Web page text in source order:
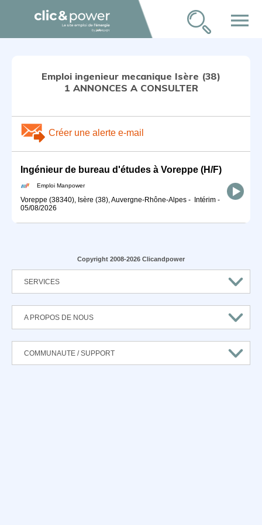
menu
Emploi ingenieur mecanique Isère (38)
1 ANNONCES A CONSULTER
Créer une alerte e-mail
Ingénieur de bureau d'études à Voreppe (H/F)
Emploi Manpower
Voreppe (38340), Isère (38), Auvergne-Rhône-Alpes - Intérim -
05/08/2026
Copyright 2008-2026 Clicandpower
SERVICES
A PROPOS DE NOUS
COMMUNAUTE / SUPPORT